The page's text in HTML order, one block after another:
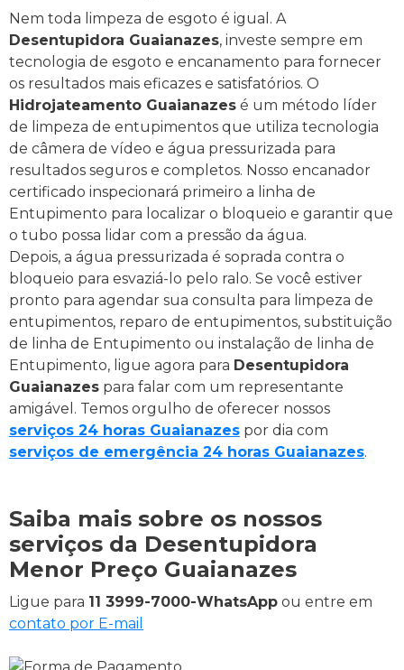
Nem toda limpeza de esgoto é igual. A
Desentupidora Guaianazes, investe sempre em
tecnologia de esgoto e encanamento para fornecer
os resultados mais eficazes e satisfatórios. O
Hidrojateamento Guaianazes é um método líder
de limpeza de entupimentos que utiliza tecnologia
de câmera de vídeo e água pressurizada para
resultados seguros e completos. Nosso encanador
certificado inspecionará primeiro a linha de
Entupimento para localizar o bloqueio e garantir que
o tubo possa lidar com a pressão da água.
Depois, a água pressurizada é soprada contra o
bloqueio para esvaziá-lo pelo ralo. Se você estiver
pronto para agendar sua consulta para limpeza de
entupimentos, reparo de entupimentos, substituição
de linha de Entupimento ou instalação de linha de
Entupimento, ligue agora para Desentupidora
Guaianazes para falar com um representante
amigável. Temos orgulho de oferecer nossos
serviços 24 horas Guaianazes por dia com
serviços de emergência 24 horas Guaianazes.
Saiba mais sobre os nossos
serviços da Desentupidora
Menor Preço Guaianazes
Ligue para 11 3999-7000-WhatsApp ou entre em
contato por E-mail